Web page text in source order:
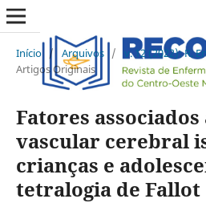
Início / Arquivos / v. 12 (2022): R.
Artigos Originais
Fatores
vascular cerebral
crianças e
tetralogia de Fallot